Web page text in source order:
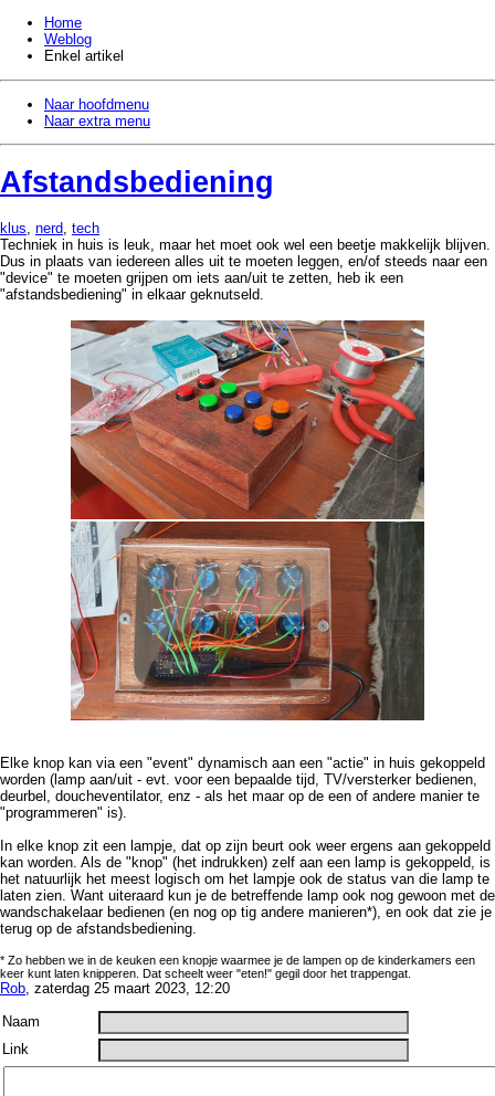
Home
Weblog
Enkel artikel
Naar hoofdmenu
Naar extra menu
Afstandsbediening
klus, nerd, tech
Techniek in huis is leuk, maar het moet ook wel een beetje makkelijk blijven.
Dus in plaats van iedereen alles uit te moeten leggen, en/of steeds naar een
"device" te moeten grijpen om iets aan/uit te zetten, heb ik een
"afstandsbediening" in elkaar geknutseld.
Elke knop kan via een "event" dynamisch aan een "actie" in huis gekoppeld
worden (lamp aan/uit - evt. voor een bepaalde tijd, TV/versterker bedienen,
deurbel, doucheventilator, enz - als het maar op de een of andere manier te
"programmeren" is).
In elke knop zit een lampje, dat op zijn beurt ook weer ergens aan gekoppeld
kan worden. Als de "knop" (het indrukken) zelf aan een lamp is gekoppeld, is
het natuurlijk het meest logisch om het lampje ook de status van die lamp te
laten zien. Want uiteraard kun je de betreffende lamp ook nog gewoon met de
wandschakelaar bedienen (en nog op tig andere manieren*), en ook dat zie je
terug op de afstandsbediening.
* Zo hebben we in de keuken een knopje waarmee je de lampen op de kinderkamers een
keer kunt laten knipperen. Dat scheelt weer "eten!" gegil door het trappengat.
Rob, zaterdag 25 maart 2023, 12:20
Naam
Link